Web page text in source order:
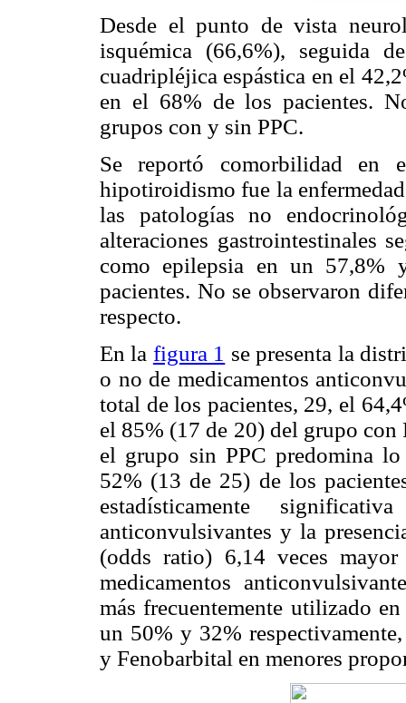
Desde el punto de vista
isquémica (66,6%), seguida
cuadripléjica espástica en el
en el 68% de los pacientes.
grupos con y sin PPC.
Se reportó comorbilidad en
hipotiroidismo fue la
las patologías no
alteraciones gastrointestinales
como epilepsia en un 57,8%
pacientes. No se observaron
respecto.
En la figura 1 se presenta la
o no de medicamentos
total de los pacientes, 29, el
el 85% (17 de 20) del grupo con
el grupo sin PPC predomina
52% (13 de 25) de los
estadísticamente
anticonvulsivantes y la
(odds ratio) 6,14 veces
medicamentos
más frecuentemente utilizado
un 50% y 32%
y Fenobarbital en menores